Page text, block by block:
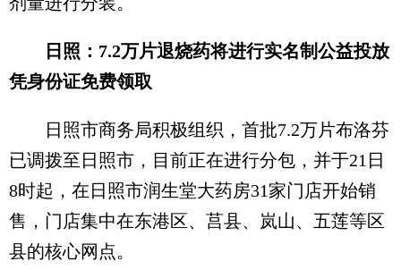
日照：7.2万片退烧药将进行实名制公益投放
凭身份证免费领取
日照市商务局积极组织，首批7.2万片布洛芬
已调拨至日照市，目前正在进行分包，并于21日
8时起，在日照市润生堂大药房31家门店开始销
售，门店集中在东港区、莒县、岚山、五莲等区
县的核心网点。